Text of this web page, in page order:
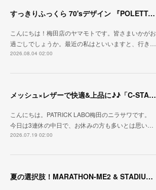
すっきりふっくら 70'sデザイン 『POLETTA（ポレッタ）』
こんにちは！梅田店のヤマモトです。皆さまいかがお
過ごしでしょうか。最近の私はといいますと、行き…
2026.08.04 02:00
メッシュ×レザーで快適&上品に♪♪「C-STA-NOBLE（クール・スタジアム・ノーブル）」
こんにちは。PATRICK LABO梅田のニラサワです。
今日は3連休の中日で、お休みの方も多いとは思い…
2026.07.19 02:00
夏の選択肢！MARATHON-ME2 & STADIUM-ME2